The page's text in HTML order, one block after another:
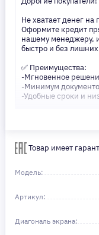
Не хватает денег на
Оформите кредит
нашему менеджеру,
быстро и без лишних
✅ Преимущества:
-Мгновенное
-Минимум
-Удобные сроки и
Не откладывайте
Товар имеет
Модель:
Артикул:
Диагональ экрана: